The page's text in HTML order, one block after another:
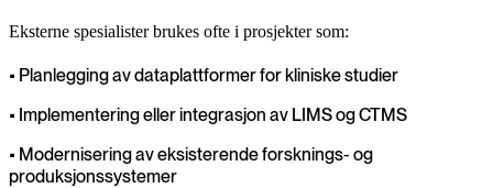
Eksterne spesialister brukes ofte i prosjekter som:
• Planlegging av dataplattformer for kliniske studier
• Implementering eller integrasjon av LIMS og CTMS
• Modernisering av eksisterende forsknings- og
produksjonssystemer